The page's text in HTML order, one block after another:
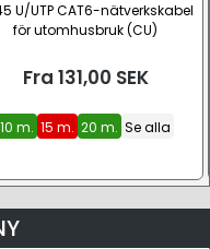
U/UTP CAT6-nätverkskabel
för utomhusbruk (CU)
Fra 131,00 SEK
10 m. 15 m. 20 m. Se alla